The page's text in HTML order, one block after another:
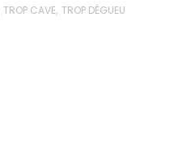
TROP CAVE, TROP DÉGUEU